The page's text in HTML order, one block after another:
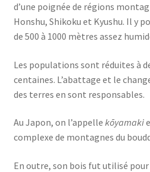
d’une poignée de régions
Honshu, Shikoku et Kyushu. Il y
de 500 à 1000 mètres assez
Les populations sont réduites à
centaines. L’abattage et le
des terres en sont responsables.
Au Japon, on l’appelle kōyamaki
complexe de montagnes du
En outre, son bois fut utilisé